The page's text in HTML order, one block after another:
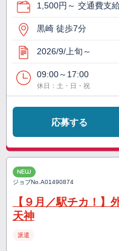
1,500円～ 交通費支
黒崎 徒歩7分
2026/9/上旬～
09:00～17:00
休日：土・日・祝
応募する
NEW
ジョブNo.A01490874
【９月／駅チカ！】
天神
派遣